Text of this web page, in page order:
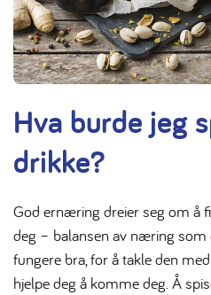
Hva burde jeg
drikke?
God ernæring dreier seg om å
deg – balansen av næring
fungere bra, for å takle den
hjelpe deg å komme deg. Å